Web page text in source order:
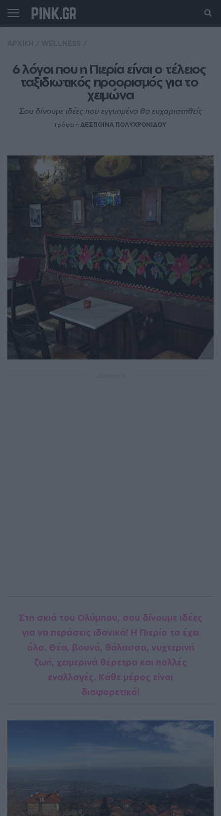
6 λόγοι που η Πιερία είναι ο τέλειος
ταξιδιωτικός προορισμός για το
χειμώνα
Σου δίνουμε ιδέες που εγγυημένα θα ευχαριστηθείς
Γράφει η ΔΕΣΠΟΙΝΑ ΠΟΛΥΧΡΟΝΙΔΟΥ
Στη σκιά του Ολύμπου, σου δίνουμε ιδέες
για να περάσεις ιδανικά! Η Πιερία τα έχει
όλα. Θέα, βουνό, θάλασσα, νυχτερινή
ζωή, χειμερινά θέρετρα και πολλές
εναλλαγές. Κάθε μέρος είναι
διαφορετικό!